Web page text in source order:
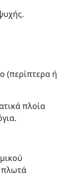
(περίπτερα ή
πλοία
πλωτά